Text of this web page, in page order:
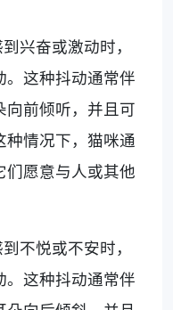
兴奋或激动时，
。这种抖动通常伴
向前倾听，并且可
种情况下，猫咪通
们愿意与人或其他
不悦或不安时，
。这种抖动通常伴